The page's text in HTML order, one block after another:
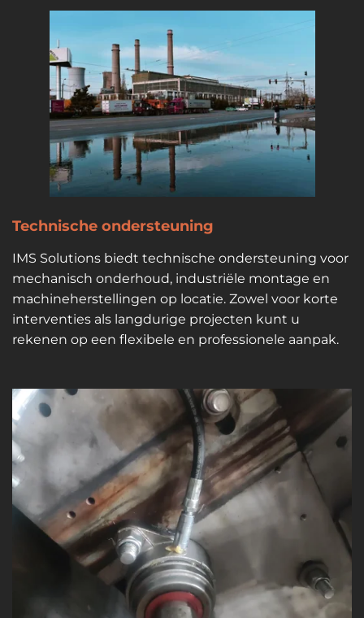
Technische ondersteuning
IMS Solutions biedt technische ondersteuning voor
mechanisch onderhoud, industriële montage en
machineherstellingen op locatie. Zowel voor korte
interventies als langdurige projecten kunt u
rekenen op een flexibele en professionele aanpak.